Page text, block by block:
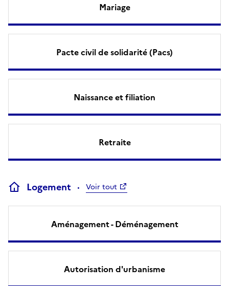
Mariage
Pacte civil de solidarité (Pacs)
Naissance et filiation
Retraite
Logement Voir tout
Aménagement - Déménagement
Autorisation d'urbanisme